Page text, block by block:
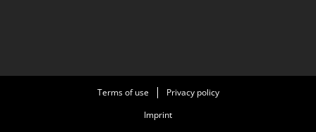
Terms of use
Privacy policy
Imprint